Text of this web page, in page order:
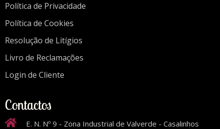
Política de Privacidade
Política de Cookies
Resolução de Litígios
Livro de Reclamações
Login de Cliente
Contactos
E. N. Nº 9 - Zona Industrial de Valverde - Casalinhos